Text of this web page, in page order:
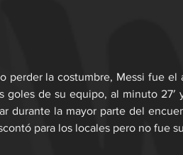
perder la costumbre, Messi fue
goles de su equipo, al minuto 27′
durante la mayor parte del
para los locales pero no fue